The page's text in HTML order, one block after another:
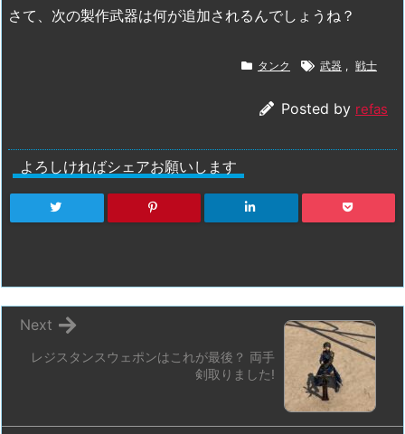
さて、次の製作武器は何が追加されるんでしょうね？
タンク 武器 , 戦士
Posted by refas
よろしければシェアお願いします
レジスタンスウェポンはこれが最後？ 両手
剣取りました!
Next